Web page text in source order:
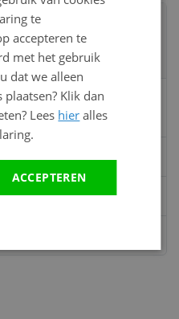
een van onze
te
accepteren te
met het gebruik
dat we alleen
Klik dan
Lees hier alles
ACCEPTEREN